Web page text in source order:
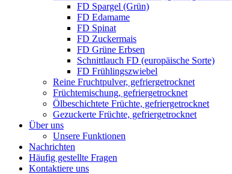
FD Spargel (Grün)
FD Edamame
FD Spinat
FD Zuckermais
FD Grüne Erbsen
Schnittlauch FD (europäische Sorte)
FD Frühlingszwiebel
Reine Fruchtpulver, gefriergetrocknet
Früchtemischung, gefriergetrocknet
Ölbeschichtete Früchte, gefriergetrocknet
Gezuckerte Früchte, gefriergetrocknet
Über uns
Unsere Funktionen
Nachrichten
Häufig gestellte Fragen
Kontaktiere uns